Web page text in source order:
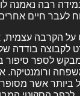
רבה נאמנה
לעבר חיים
על הקרבה עצמית,
לקבוצה בודדה
לספר סיפור
ורומנטיקה.
ביותר אשר מסופר